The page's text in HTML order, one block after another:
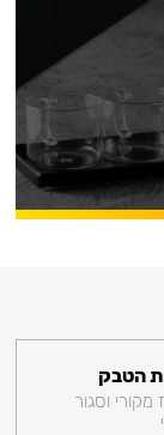
הטבק
וסגור